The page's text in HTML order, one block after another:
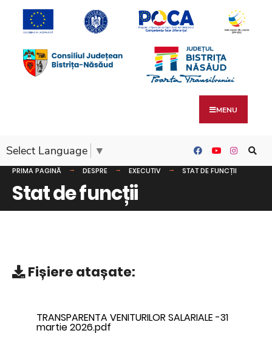
MENU
Select Language ▼
PRIMA PAGINĂ DESPRE EXECUTIV STAT DE FUNCȚII
Stat de funcții
Fișiere atașate:
TRANSPARENTA VENITURILOR SALARIALE -31
martie 2026.pdf